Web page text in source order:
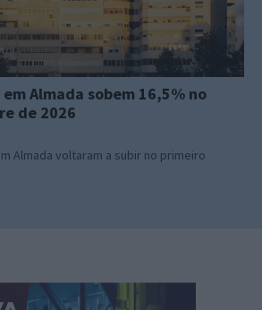
em Almada sobem 16,5% no
de 2026
Almada voltaram a subir no primeiro